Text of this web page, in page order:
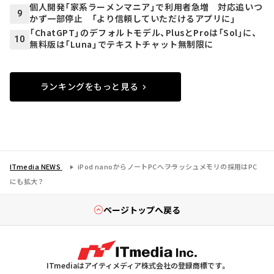
9
個人開発「家系ラーメンマニア」で利用者急増 対応追いつ
かず一部停止 「より信頼していただけるアプリに」
10
「ChatGPT」のデフォルトモデル、PlusとProは「Sol」に、
無料版は「Luna」でテキストチャット無制限に
ランキングをもっと見る
ITmedia NEWS
iPod nanoからノートPCへ――フラッシュメモリの採用はPC
にも拡大？
ページトップへ戻る
ITmediaはアイティメディア株式会社の登録商標です。